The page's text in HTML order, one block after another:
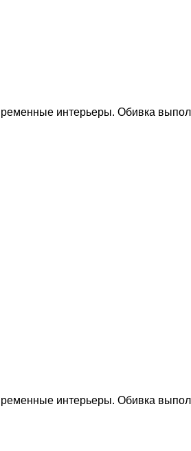
интерьеры. Обивка
интерьеры. Обивка